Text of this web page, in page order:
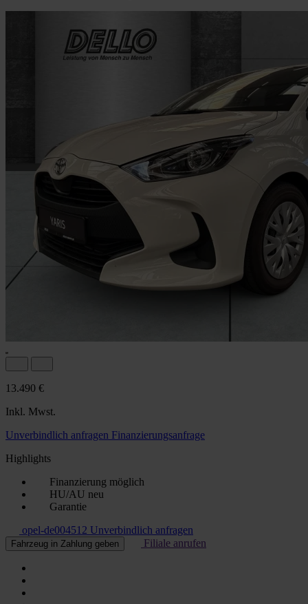
13.490 €
Inkl. Mwst.
Unverbindlich anfragen Finanzierungsanfrage
Highlights
Finanzierung möglich
HU/AU neu
Garantie
opel-de004512 Unverbindlich anfragen
Fahrzeug in Zahlung geben Filiale anrufen